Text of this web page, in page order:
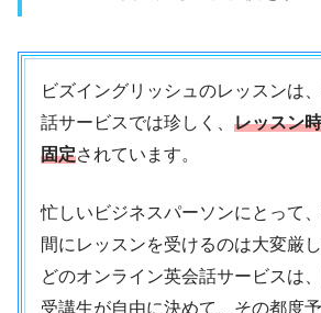
ビズイングリッシュのレッスンは
話サービスでは珍しく、 レッスン
固定されています。
忙しいビジネスパーソンにとって
間にレッスンを受けるのは大変厳
どのオンライン英会話サービスは
受講生が自由に決めて、その都度